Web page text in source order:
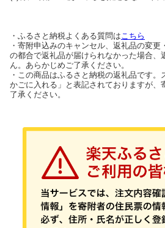
・ふるさと納税よくある質問はこちら
・寄附申込みのキャンセル、返礼品の変
の都合で返礼品が届けられなかった場合、
ん。あらかじめご了承ください。
・この商品はふるさと納税の返礼品です
かごに入れる」と表記されておりますが、
了承ください。